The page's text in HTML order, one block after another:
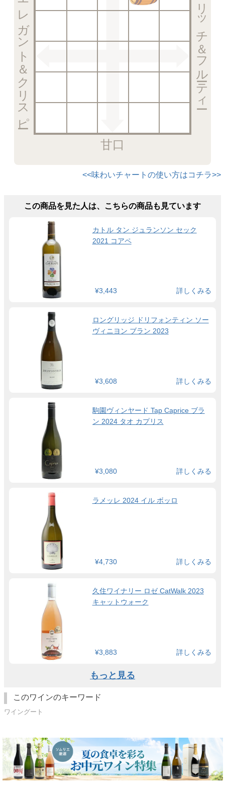
リッチ＆フルーティー
甘口
エレガント＆クリスピー
<<味わいチャートの使い方はコチラ>>
この商品を見た人は、こちらの商品も見ています
カトル タン ジュランソン セック
2021 コアペ
¥3,443 詳しくみる
ロングリッジ ドリフォンティン ソー
ヴィニヨン ブラン 2023
¥3,608 詳しくみる
駒園ヴィンヤード Tap Caprice ブラ
ン 2024 タオ カプリス
¥3,080 詳しくみる
ラメッレ 2024 イル ボッロ
¥4,730 詳しくみる
久住ワイナリー ロゼ CatWalk 2023
キャットウォーク
¥3,883 詳しくみる
もっと見る
このワインのキーワード
ワイングート